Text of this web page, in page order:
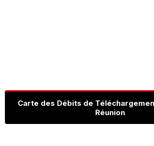
Carte des Débits de
Réunion